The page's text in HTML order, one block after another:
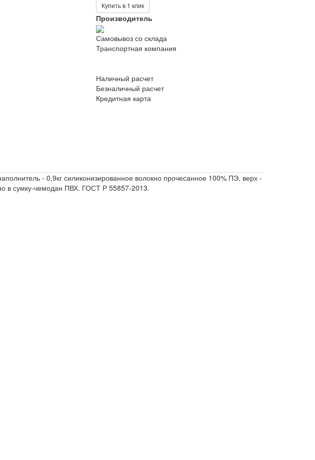
Купить в 1 клик
Производитель
Самовывоз со склада
Транспортная компания
Наличный расчет
Безналичный расчет
Кредитная карта
- 0,9кг силиконизированное волокно прочесанное 100% ПЭ, верх -
в сумку-чемодан ПВХ. ГОСТ Р 55857-2013.